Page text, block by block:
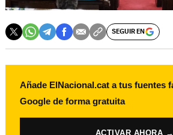
SEGUIR EN
Añade ElNacional.cat a tus fuentes
Google de forma gratuita
ACTIVAR AHORA →